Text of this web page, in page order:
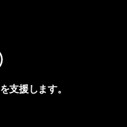
支援します。